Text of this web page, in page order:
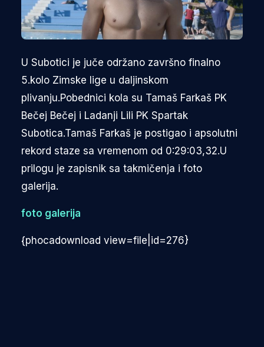
U Subotici je juče održano završno finalno
5.kolo Zimske lige u daljinskom
plivanju.Pobednici kola su Tamaš Farkaš PK
Bečej Bečej i Ladanji Lili PK Spartak
Subotica.Tamaš Farkaš je postigao i apsolutni
rekord staze sa vremenom od 0:29:03,32.U
prilogu je zapisnik sa takmičenja i foto
galerija.
foto galerija
{phocadownload view=file|id=276}